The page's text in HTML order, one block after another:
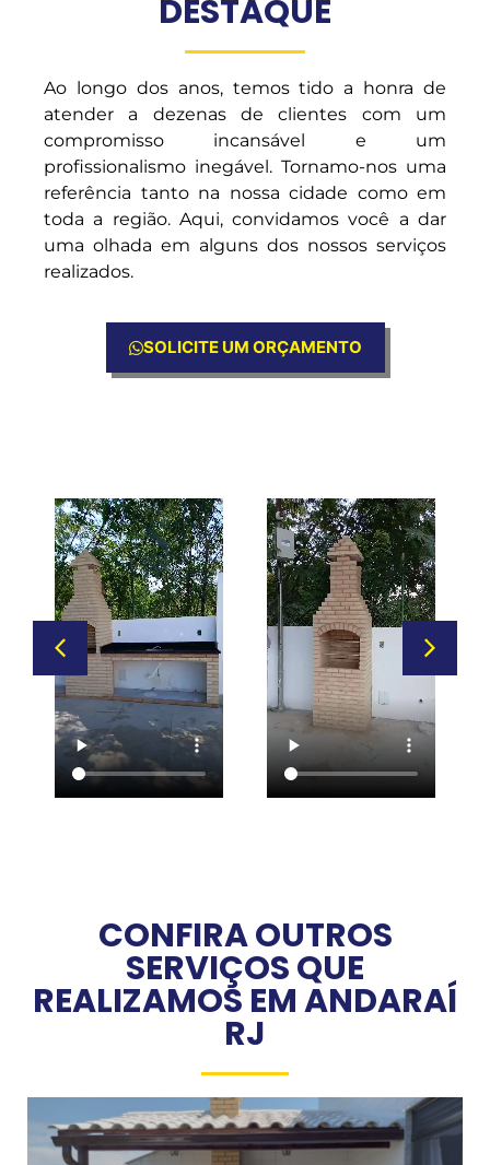
DESTAQUE
Ao longo dos anos, temos tido a honra de
atender a dezenas de clientes com um
compromisso incansável e um
profissionalismo inegável. Tornamo-nos uma
referência tanto na nossa cidade como em
toda a região. Aqui, convidamos você a dar
uma olhada em alguns dos nossos serviços
realizados.
SOLICITE UM ORÇAMENTO
CONFIRA OUTROS
SERVIÇOS QUE
REALIZAMOS EM ANDARAÍ
RJ